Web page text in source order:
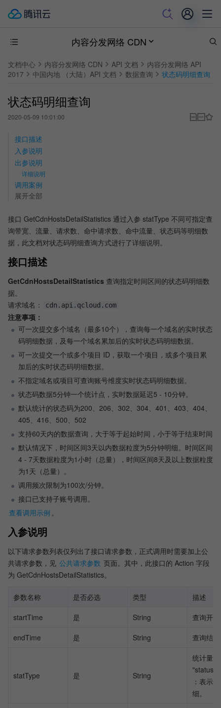
内容分发网络 CDN
文档中心 内容分发网络 CDN API 文档
内容分发网络 API
2017
中国内地 （大陆）API 文档 数据查询 状态码明细查询
状态码明细查询
2020-05-09 10:01:00
接口描述
入参说明
出参说明
详细说明
调用案例
展开全部
接口 GetCdnHostsDetailStatistics 通过入参 statType 不同可指定查
询带宽、流量、请求数、命中请求数、命中流量、状态码等明细数
据，此文档对状态码明细查询方式进行了详细说明。
接口描述
GetCdnHostsDetailStatistics 查询指定时间区间的状态码明细数
据。
请求域名：
cdn.api.qcloud.com
注意事项：
可一次提交多个域名（最多10个），查询每一个域名的实时状态
码明细数据，及每一个域名累加后的实时状态码明细数据。
可一次提交一个或多个项目 ID，获取一个项目，或多个项目累
加后的实时状态码明细数据。
不指定域名或项目可查询账号维度实时状态码明细数据。
状态码数据5分钟一个统计点，实时数据延迟5 - 10分钟。
默认统计的状态码为200、206、302、304、401、403、404、
405、416、500、502
支持60天内的数据查询，大于等于起始时间，小于等于结束时间
默认情况下，时间区间3天以内数据粒度为5分钟明细。时间区间
4 - 7天数据粒度为1小时（总量），时间区间8天及以上数据粒度
为1天（总量）。
调用频次限制为100次/分钟。
接口已支持子账号调用。
查看调用示例 。
入参说明
以下请求参数列表仅列出了接口请求参数，正式调用时需要加上公
共请求参数，见 公共请求参数 页面。其中，此接口的 Action 字段
为 GetCdnHostsDetailStatistics。
参数名称 是否必选 类型 描述
startTime 是 String 查询开
endTime 是 String 查询结
statType 是 String
统计量
：表示
细。